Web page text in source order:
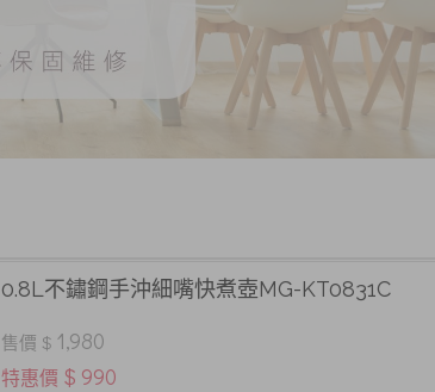
0.8L不鏽鋼手沖細嘴快煮壺MG-KT0831C
售價 $ 1,980
特惠價 $ 990